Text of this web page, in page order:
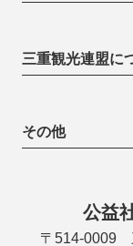
三重観光連盟に
その他
公益
〒514-0009